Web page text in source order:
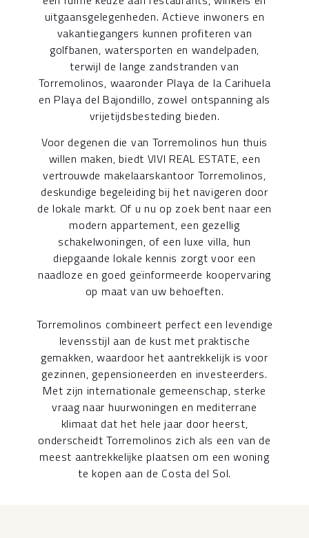
uitgaansgelegenheden. Actieve inwoners en
vakantiegangers kunnen profiteren van
golfbanen, watersporten en wandelpaden,
terwijl de lange zandstranden van
Torremolinos, waaronder Playa de la Carihuela
en Playa del Bajondillo, zowel ontspanning als
vrijetijdsbesteding bieden.
Voor degenen die van Torremolinos hun thuis
willen maken, biedt VIVI REAL ESTATE, een
vertrouwde makelaarskantoor Torremolinos,
deskundige begeleiding bij het navigeren door
de lokale markt. Of u nu op zoek bent naar een
modern appartement, een gezellig
schakelwoningen, of een luxe villa, hun
diepgaande lokale kennis zorgt voor een
naadloze en goed geïnformeerde koopervaring
op maat van uw behoeften.
Torremolinos combineert perfect een levendige
levensstijl aan de kust met praktische
gemakken, waardoor het aantrekkelijk is voor
gezinnen, gepensioneerden en investeerders.
Met zijn internationale gemeenschap, sterke
vraag naar huurwoningen en mediterrane
klimaat dat het hele jaar door heerst,
onderscheidt Torremolinos zich als een van de
meest aantrekkelijke plaatsen om een woning
te kopen aan de Costa del Sol.